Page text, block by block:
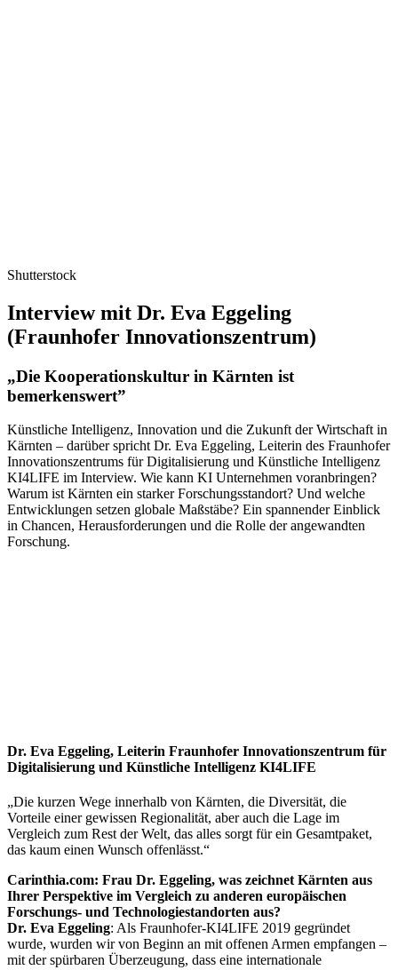
Shutterstock
Interview mit Dr. Eva Eggeling
(Fraunhofer Innovationszentrum)
„Die Kooperationskultur in Kärnten ist
bemerkenswert”
Künstliche Intelligenz, Innovation und die Zukunft der Wirtschaft in
Kärnten – darüber spricht Dr. Eva Eggeling, Leiterin des Fraunhofer
Innovationszentrums für Digitalisierung und Künstliche Intelligenz
KI4LIFE im Interview. Wie kann KI Unternehmen voranbringen?
Warum ist Kärnten ein starker Forschungsstandort? Und welche
Entwicklungen setzen globale Maßstäbe? Ein spannender Einblick
in Chancen, Herausforderungen und die Rolle der angewandten
Forschung.
Dr. Eva Eggeling, Leiterin Fraunhofer Innovationszentrum für
Digitalisierung und Künstliche Intelligenz KI4LIFE
„Die kurzen Wege innerhalb von Kärnten, die Diversität, die
Vorteile einer gewissen Regionalität, aber auch die Lage im
Vergleich zum Rest der Welt, das alles sorgt für ein Gesamtpaket,
das kaum einen Wunsch offenlässt.“
Carinthia.com: Frau Dr. Eggeling, was zeichnet Kärnten aus
Ihrer Perspektive im Vergleich zu anderen europäischen
Forschungs- und Technologiestandorten aus?
Dr. Eva Eggeling: Als Fraunhofer-KI4LIFE 2019 gegründet
wurde, wurden wir von Beginn an mit offenen Armen empfangen –
mit der spürbaren Überzeugung, dass eine internationale